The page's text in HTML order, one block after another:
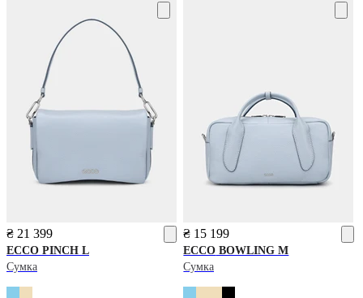
₴ 21 399
ECCO PINCH L
Сумка
₴ 15 199
ECCO BOWLING M
Сумка